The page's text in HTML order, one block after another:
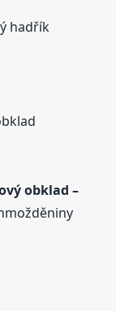
hadřík
obklad –